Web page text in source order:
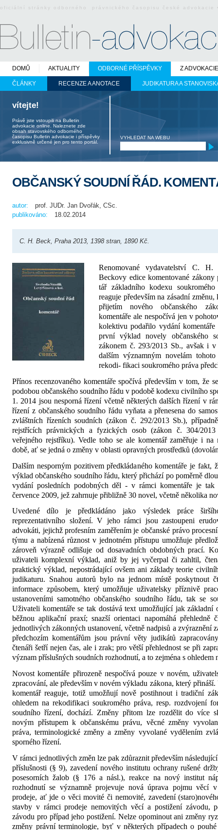
oficiální stránky odborného právnického časopisu české
DOMŮ AKTUALITY ODBORNÉ PŘÍSPĚVKY
ČLÁNKY RECENZE A ANOTACE JUDIKATURA A
Z ADVOKACIE
vítejte!
Právě jste vstoupili na Bulletin
advokacie online. Naleznete zde
obsah stavovského odborného
časopisu Bulletin advokacie i příspěvky
exklusivně určené jen pro tento portál.
VYHLEDAT NA WEBU
OBČANSKÝ SOUDNÍ ŘÁD.
autor:
prof. JUDr. Jan Dvořák, CSc.
publikováno:
18.02.2014
C. H. Beck, Praha 2013, 1398 stran, 1890 Kč.
Renomované vydavatelství C.
Beckovy edice komen­tované
tář základního kodexu
reaguje především na zásadní
přijetím nového občanského
komentáře ale nespočívá jen v
kolektivu podařilo vy­dání
první výklad novely občanského
zákonem č. 293/2013 Sb., avšak i
dalším významným novelám
rekodi- fikaci soukromého práva
Přínos recenzovaného komentáře spočívá především v tom, že
podobou občanské­ho soudního řádu v podobě kodexu ci­vilního
1. 2014 jsou nesporná řízení včetně někte­rých dalších řízení v
řízení z občanského soudní­ho řádu vyňata a přenesena do
zvláštních říze­ních soudních (zákon č. 292/2013 Sb.),
rejstří­cích právnických a fyzických osob (zá­kon č. 304/
veřejného rejstříku). Vedle toho se ale komentář zaměřuje i
době, ať se jedná o změny v oblasti opravných prostředků
Dalším nesporným pozitivem před­kládaného komentáře je fakt,
výklad občanského soudního řádu, který přichází po poměr­ně
vydá­ní posledních podobných děl - v rámci komentáře je tak
července 2009, jež zahrnuje při­bližně 30 novel, včetně několika
Uvedené dílo je předkládáno jako vý­sledek práce
reprezentativního složení. V jeho rámci jsou zastoupeni
advokáti, jejichž profesním zaměřením je občanské právo
týmu a na­bízená různost v jednotném přístupu umožňuje
zároveň výrazně odlišuje od dosa­vadních obdobných prací.
uživateli komplexní vý­klad, aniž by jej vyčerpal či zahltil,
praktický vý­klad, nepostrádající ovšem ani základy teorie
judikaturu. Snahou autorů bylo na jed­nom místě poskytnout
informace způsobem, který umožňuje uživatelsky příznivě
ustanoveními samotného občanského soudního řá­du, tak se
Uživateli komentáře se tak dostává text umožňující jak základní
běžnou aplikační praxí; snazší orientaci napomáhá přehledně
jednotlivých zákonných ustanovení, včetně nadpi­sů a zvýraznění
předchozím komentářům jsou právní věty judikátů
čtenáři šetří nejen čas, ale i zrak; pro větší přehlednost se při
vý­znam příslušných soudních rozhod­nutí, a to zejména s
Novost komentáře přirozeně nespo­čívá pouze v novém,
zpracování, ale pře­devším v novém výkladu zákona, který přináší.
ko­mentář reaguje, totiž umožňují nově postihnout i tradiční
ohledem na rekodifikaci soukromého práva, resp. rozdvojení
soudního ří­zení, dochází. Změny přitom lze roz­dělit do více
novým přístupem k občanskému prá­vu, věcné změny
práva, terminologické změ­ny a změny vyvolané vydělením
sporného řízení.
V rámci jednotlivých změn lze pak zdůraznit především
příslušnosti (§ 9), zavedení nového institutu ochrany ru­šené
posesorních žalob (§ 176 a násl.), reak­ce na nový institut
rozhodnutí se významně pro­jevuje nová úprava pojmu věcí
prodeje, ať jde o věci movité či nemovité, zavedení
stavby v rámci prodeje nemovitých věcí a postižení závodu,
závodu pro případ jeho postižení. Nelze opominout ani změ­ny
změ­ny právní terminologie, byť v některých případech o